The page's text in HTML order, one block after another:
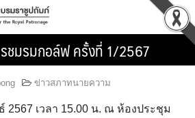
ชมรมกอล์ฟ ครั้งที่ 1/2567
ข่าวสภาทนายความ
2567 เวลา 15.00 น. ณ ห้องประชุม